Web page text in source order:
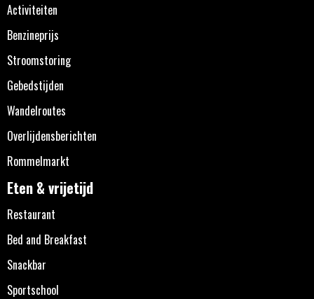
Activiteiten
Benzineprijs
Stroomstoring
Gebedstijden
Wandelroutes
Overlijdensberichten
Rommelmarkt
Eten & vrijetijd
Restaurant
Bed and Breakfast
Snackbar
Sportschool